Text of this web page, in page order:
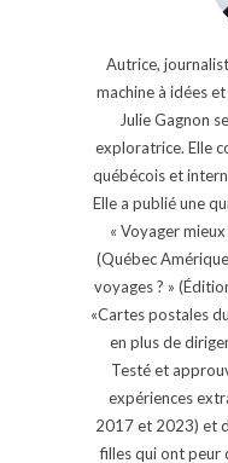
Autrice,
machine à idées
Julie Gagnon
exploratrice. Elle
québécois et
Elle a publié une
« Voyager
(Québec
voyages ? »
«Cartes postales
en plus de
Testé et
expériences
2017 et 2023) et
filles qui ont peur